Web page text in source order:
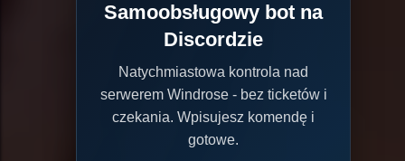
Samoobsługowy bot na
Discordzie
Natychmiastowa kontrola nad
serwerem Windrose - bez ticketów i
czekania. Wpisujesz komendę i
gotowe.